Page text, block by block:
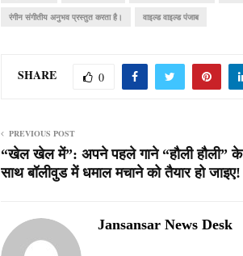
रंगीन संगीतीय अनुभव प्रस्तुत करता है। वाइल्ड वाइल्ड पंजाब
SHARE 0
PREVIOUS POST
“खेल खेल में”: अपने पहले गाने “हौली हौली” के
साथ बॉलीवुड में धमाल मचाने को तैयार हो जाइए!
Jansansar News Desk